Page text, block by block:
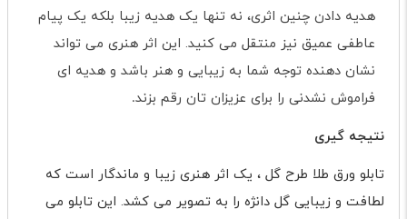
هدیه دادن چنین اثری، نه تنها یک هدیه زیبا بلکه یک پیام
عاطفی عمیق نیز منتقل می کنید. این اثر هنری می تواند
نشان دهنده توجه شما به زیبایی و هنر باشد و هدیه ای
فراموش نشدنی را برای عزیزان تان رقم بزند.
نتیجه گیری
تابلو ورق طلا طرح گل ، یک اثر هنری زیبا و ماندگار است که
لطافت و زیبایی گل دانژه را به تصویر می کشد. این تابلو می